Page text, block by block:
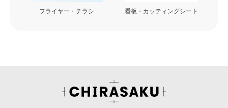
フライヤー・チラシ 看板・カッティングシート